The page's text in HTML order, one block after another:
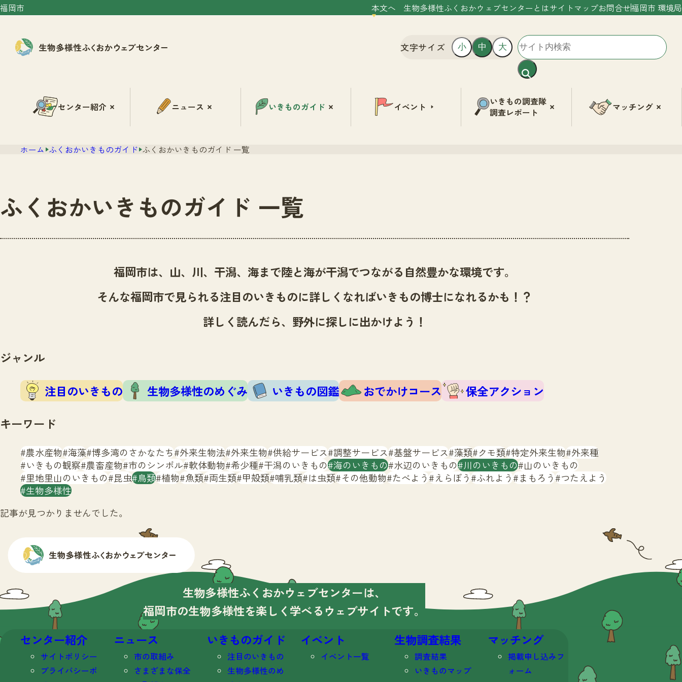
福岡市 本文へ 生物多様性ふくおかウェブセンターとはサイトマップお問合せ福岡市 環境局
文字サイズ 小 中 大
センター紹介 ニュース いきものガイド イベント
いきもの調査隊
調査レポート
マッチング
ホーム ふくおかいきものガイド ふくおかいきものガイド 一覧
ふくおかいきものガイド 一覧
福岡市は、山、川、干潟、海まで陸と海が干潟でつながる自然豊かな環境です。
そんな福岡市で見られる注目のいきものに詳しくなればいきもの博士になれるかも！？
詳しく読んだら、野外に探しに出かけよう！
ジャンル
注目のいきもの 生物多様性のめぐみ いきもの図鑑 おでかけコース
保全アクション
キーワード
農水産物 海藻 博多湾のさかなたち 外来生物法 外来生物 供給サービス 調整サービス 基盤サービス 藻類 クモ類 特定外来生物 外来種
いきもの観察 農畜産物 市のシンボル 軟体動物 希少種 干潟のいきもの 海のいきもの 水辺のいきもの 川のいきもの 山のいきもの
里地里山のいきもの 昆虫 鳥類 植物 魚類 両生類 甲殻類 哺乳類 は虫類 その他動物 たべよう えらぼう ふれよう まもろう つたえよう
生物多様性
記事が見つかりませんでした。
生物多様性ふくおかウェブセンターは、
福岡市の生物多様性を楽しく学べる ウェブサイトです。
センター紹介
サイトポリシー
プライバシーポ
ニュース
市の取組み
さまざまな保全
いきものガイド
注目のいきもの
生物多様性のめ
イベント
イベント一覧
生物調査結果
調査結果
いきものマップ
マッチング
掲載申し込みフ
ォーム